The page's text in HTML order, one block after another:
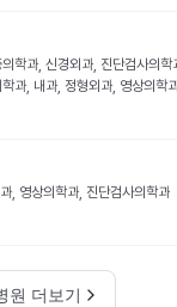
의학과, 신경외과, 진단검사의학
학과, 내과, 정형외과, 영상의학
, 영상의학과, 진단검사의학과
원 더보기